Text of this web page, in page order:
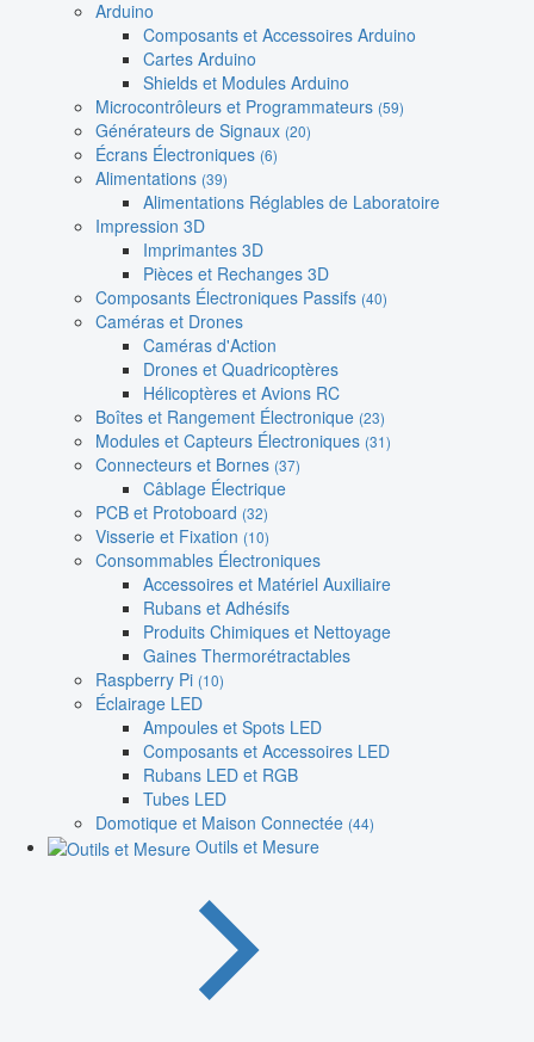
Arduino
Composants et Accessoires Arduino
Cartes Arduino
Shields et Modules Arduino
Microcontrôleurs et Programmateurs (59)
Générateurs de Signaux (20)
Écrans Électroniques (6)
Alimentations (39)
Alimentations Réglables de Laboratoire
Impression 3D
Imprimantes 3D
Pièces et Rechanges 3D
Composants Électroniques Passifs (40)
Caméras et Drones
Caméras d'Action
Drones et Quadricoptères
Hélicoptères et Avions RC
Boîtes et Rangement Électronique (23)
Modules et Capteurs Électroniques (31)
Connecteurs et Bornes (37)
Câblage Électrique
PCB et Protoboard (32)
Visserie et Fixation (10)
Consommables Électroniques
Accessoires et Matériel Auxiliaire
Rubans et Adhésifs
Produits Chimiques et Nettoyage
Gaines Thermorétractables
Raspberry Pi (10)
Éclairage LED
Ampoules et Spots LED
Composants et Accessoires LED
Rubans LED et RGB
Tubes LED
Domotique et Maison Connectée (44)
Outils et Mesure